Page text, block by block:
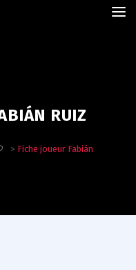
RUIZ
> Fiche joueur Fabián